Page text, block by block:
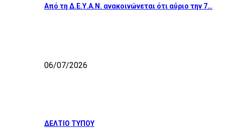
Από τη Δ.Ε.Υ.Α.Ν. ανακοινώνεται ότι αύριο την 7…
06/07/2026
ΔΕΛΤΙΟ ΤΥΠΟΥ